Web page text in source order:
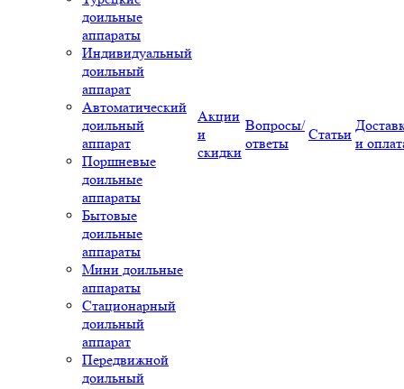
доильные
аппараты
Индивидуальный
доильный
аппарат
Автоматический
доильный
аппарат
Поршневые
доильные
аппараты
Бытовые
доильные
аппараты
Мини доильные
аппараты
Стационарный
доильный
аппарат
Передвижной
доильный
Акции
и
скидки
Вопросы/
ответы
Статьи
и